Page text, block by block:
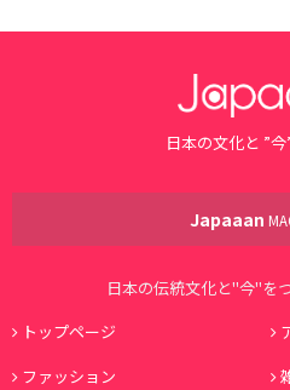
日本の文化と ”今
Japaaan
日本の伝統文化と"今"を
トップページ
ファッション